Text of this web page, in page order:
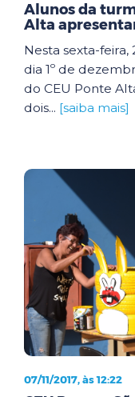
Alunos da
Alta
Nesta sexta-
dia 1º de
do CEU Ponte
dois... [saiba mais]
07/11/2017, às 12:22